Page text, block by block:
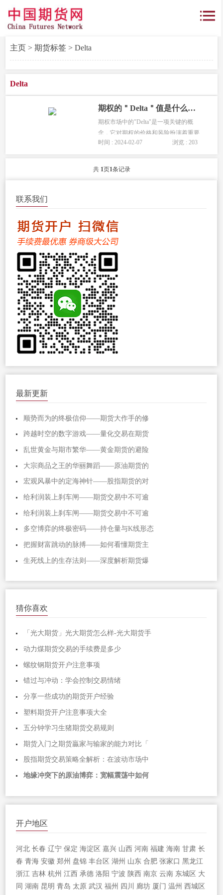
主页> 期货标签> Delta
Delta
期权的＂Delta＂值是什么，它如何影响期权价格？
期权市场中的"Delta"是一项关键的概
念，它对期权的价格和风险扮演着重要
的角色。在本文中，我们将深入探
权价格。...
时间 : 2024-02-07 浏览 : 203
共 1页1条记录
联系我们
最新更新
顺势而为的终极信仰——期货大作手的修
跨越时空的数字游戏——量化交易在期货
乱世黄金与期市繁华——黄金期货的避险
大宗商品之王的华丽舞蹈——原油期货的
宏观风暴中的定海神针——股指期货的对
给利润装上刹车闸——期货交易中不可逾
给利润装上刹车闸——期货交易中不可逾
多空博弈的终极密码——持仓量与K线形态
把握财富跳动的脉搏——如何看懂期货主
生死线上的生存法则——深度解析期货爆
猜你喜欢
「光大期货」光大期货怎么样-光大期货手
动力煤期货交易的手续费是多少
螺纹钢期货开户注意事项
错过与冲动：学会控制交易情绪
分享一些成功的期货开户经验
塑料期货开户注意事项大全
五分钟学习生猪期货交易规则
期货入门之期货贏家与输家的能力对比「
股指期货交易策略全解析：在波动市场中
地缘冲突下的原油博弈：宽幅震荡中如何
开户地区
河北 长春 辽宁 保定 海淀区 嘉兴 山西 河南 福建 海南 甘肃 长
春 青海 安徽 郑州 盘锦 丰台区 湖州 山东 合肥 张家口 黑龙江
浙江 吉林 杭州 江西 承德 洛阳 宁波 陕西 南京 云南 东城区 大
同 湖南 昆明 青岛 太原 武汉 福州 四川 廊坊 厦门 温州 西城区